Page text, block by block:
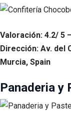
Valoración: 4.2/ 5
Dirección: Av. del
Murcia, Spain
Panaderia y